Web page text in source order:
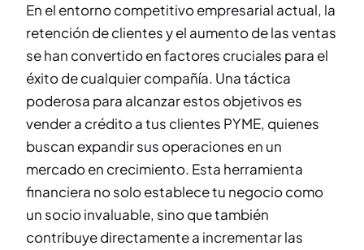
En el entorno competitivo empresarial actual, la
retención de clientes y el aumento de las ventas
se han convertido en factores cruciales para el
éxito de cualquier compañía. Una táctica
poderosa para alcanzar estos objetivos es
vender a crédito a tus clientes PYME, quienes
buscan expandir sus operaciones en un
mercado en crecimiento. Esta herramienta
financiera no solo establece tu negocio como
un socio invaluable, sino que también
contribuye directamente a incrementar las